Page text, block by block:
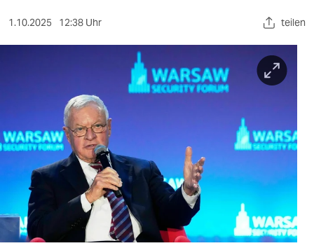
kultur
sport
wahrheit
verlag
verlag
veranstaltungen
1.10.2025 12:38 Uhr teilen